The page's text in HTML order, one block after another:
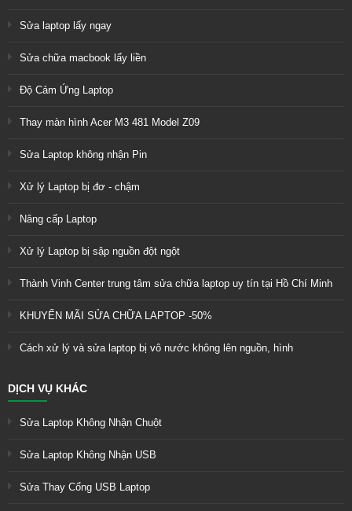
Sửa laptop lấy ngay
Sửa chữa macbook lấy liền
Độ Cảm Ứng Laptop
Thay màn hình Acer M3 481 Model Z09
Sửa Laptop không nhận Pin
Xử lý Laptop bị đơ - chậm
Nâng cấp Laptop
Xử lý Laptop bị sập nguồn đột ngột
Thành Vinh Center trung tâm sửa chữa laptop uy tín tại Hồ Chí Minh
KHUYẾN MÃI SỬA CHỮA LAPTOP -50%
Cách xử lý và sửa laptop bị vô nước không lên nguồn, hình
DỊCH VỤ KHÁC
Sửa Laptop Không Nhận Chuột
Sửa Laptop Không Nhận USB
Sửa Thay Cổng USB Laptop